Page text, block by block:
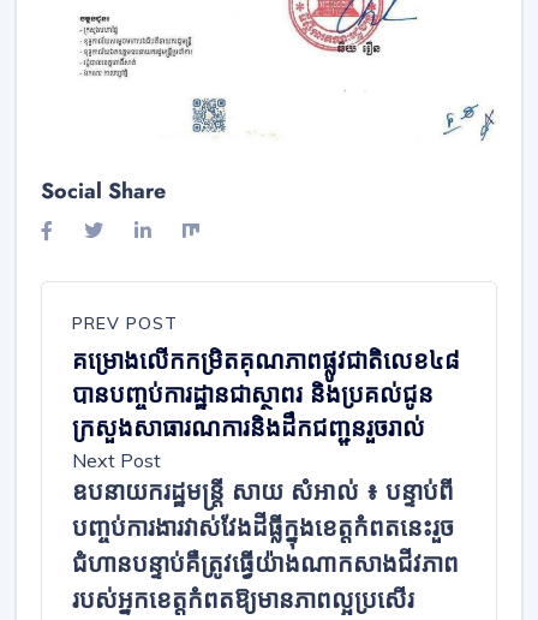
Social Share
PREV POST
គម្រោង​លើកកម្រិត​គុណភាពផ្លូវ​ជាតិលេខ៤៨
បាន​បញ្ចប់ការដ្ឋាន​ជាស្ថាពរ​ និង​ប្រគល់ជូន
ក្រសួង​សាធារ​ណកា​រ​និងដឹកជញ្ជូន​រួចរាល់​
Next Post
ឧបនាយករដ្ឋមន្ត្រី សាយ សំអាល់ ៖ បន្ទាប់ពី
បញ្ចប់ការងារវាស់វែងដីធ្លីក្នុងខេត្តកំពតនេះរួច
ជំហានបន្ទាប់គឺត្រូវធ្វើយ៉ាងណាកសាងជីវភាព
របស់អ្នកខេត្តកំពតឱ្យមានភាពល្អប្រសើរ